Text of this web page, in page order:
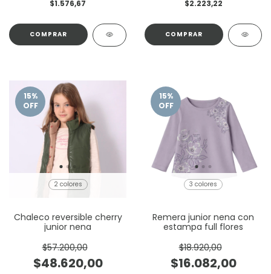
$1.576,67
COMPRAR
$2.223,22
COMPRAR
15%
OFF
2 colores
Chaleco reversible cherry
junior nena
$57.200,00
$48.620,00
15%
OFF
3 colores
Remera junior nena con
estampa full flores
$18.920,00
$16.082,00